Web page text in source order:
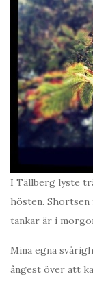
I Tällberg lyste
hösten.
tankar är i
Mina egna
ångest över att